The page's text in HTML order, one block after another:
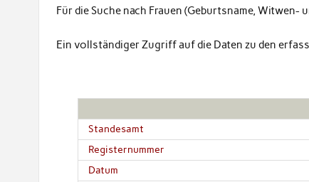
Für die Suche nach Frauen (Geburtsname,
Ein vollständiger Zugriff auf die Daten zu den
Standesamt
Registernummer
Datum